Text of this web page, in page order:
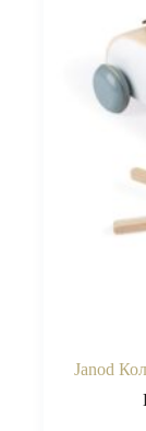
Janod